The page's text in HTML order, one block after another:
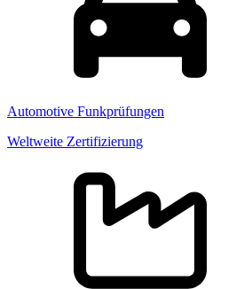
Automotive Funkprüfungen
Weltweite Zertifizierung